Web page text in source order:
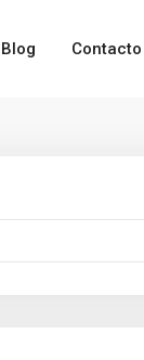
Blog Contacto